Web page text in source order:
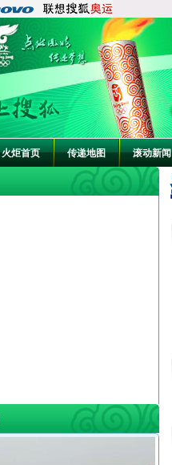
火炬首页 传递地图 滚动新闻